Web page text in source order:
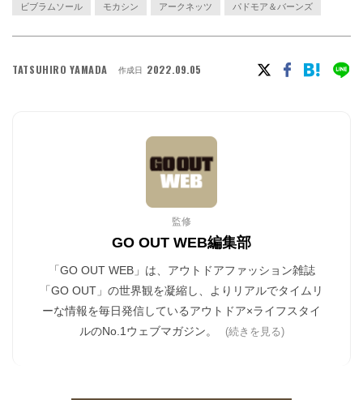
ビブラムソール モカシン アークネッツ パドモア＆バーンズ
TATSUHIRO YAMADA 作成日 2022.09.05
監修
GO OUT WEB編集部
「GO OUT WEB」は、アウトドアファッション雑誌
「GO OUT」の世界観を凝縮し、よりリアルでタイムリ
ーな情報を毎日発信しているアウトドア×ライフスタイ
ルのNo.1ウェブマガジン。
(続きを見る)